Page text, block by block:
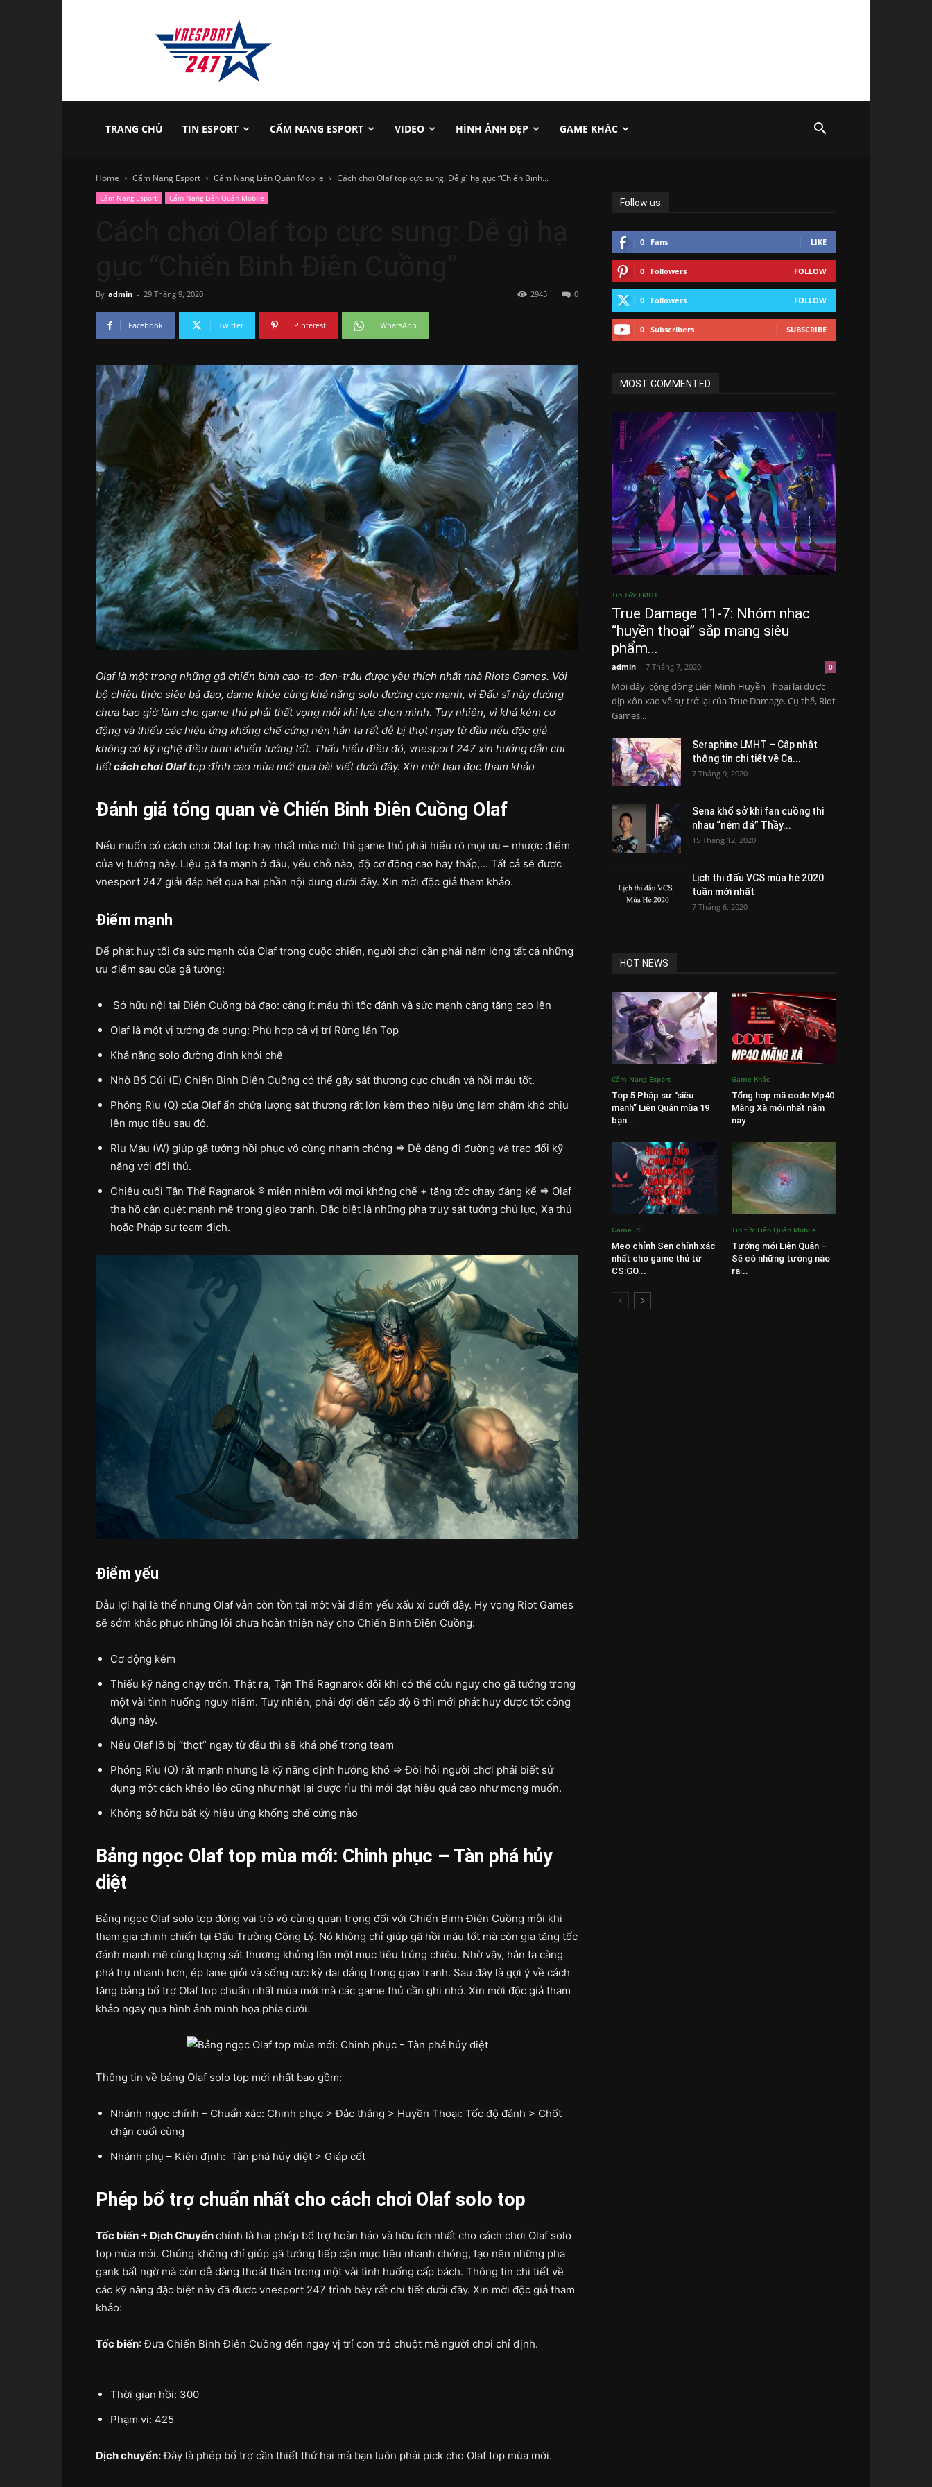
vnesport247
TRANG CHỦ TIN ESPORT CẨM NANG ESPORT VIDEO HÌNH ẢNH ĐẸP GAME KHÁC
Home Cẩm Nang Esport Cẩm Nang Liên Quân Mobile Cách chơi Olaf top cực sung: Dễ gì hạ gục “Chiến Binh...
Cẩm Nang Esport Cẩm Nang Liên Quân Mobile
By admin - 29 Tháng 9, 2020 0
2945
Facebook Twitter Pinterest WhatsApp
Olaf là một trong những gã chiến binh cao-to-đen-trâu được yêu thích nhất nhà Riots Games. Với
bộ chiêu thức siêu bá đạo, dame khỏe cùng khả năng solo đường cực mạnh, vị Đấu sĩ này dường
chưa bao giờ làm cho game thủ phải thất vọng mỗi khi lựa chọn mình. Tuy nhiên, vì khá kém cơ
động và thiếu các hiệu ứng khống chế cứng nên hắn ta rất dễ bị thọt ngay từ đầu nếu độc giả
không có kỹ nghệ điều binh khiển tướng tốt. Thấu hiểu điều đó, vnesport 247 xin hướng dẫn chi
tiếtcách chơi Olaf top đỉnh cao mùa mới qua bài viết dưới đây. Xin mời bạn đọc tham khảo
Đánh giá tổng quan về Chiến Binh Điên Cuồng Olaf
Nếu muốn có cách chơi Olaf top hay nhất mùa mới thì game thủ phải hiểu rõ mọi ưu – nhược điểm
của vị tướng này. Liệu gã ta mạnh ở đâu, yếu chỗ nào, độ cơ động cao hay thấp,… Tất cả sẽ được
vnesport 247 giải đáp hết qua hai phần nội dung dưới đây. Xin mời độc giả tham khảo.
Điểm mạnh
Để phát huy tối đa sức mạnh của Olaf trong cuộc chiến, người chơi cần phải nằm lòng tất cả những
ưu điểm sau của gã tướng:
Sở hữu nội tại Điên Cuồng bá đạo: càng ít máu thì tốc đánh và sức mạnh càng tăng cao lên
Olaf là một vị tướng đa dụng: Phù hợp cả vị trí Rừng lẫn Top
Khả năng solo đường đỉnh khỏi chê
Nhờ Bổ Củi (E) Chiến Binh Điên Cuồng có thể gây sát thương cực chuẩn và hồi máu tốt.
Phóng Rìu (Q) của Olaf ẩn chứa lượng sát thương rất lớn kèm theo hiệu ứng làm chậm khó chịu
lên mục tiêu sau đó.
Rìu Máu (W) giúp gã tướng hồi phục vô cùng nhanh chóng => Dễ dàng đi đường và trao đổi kỹ
năng với đối thủ.
Chiêu cuối Tận Thế Ragnarok ® miễn nhiễm với mọi khống chế + tăng tốc chạy đáng kể => Olaf
tha hồ càn quét mạnh mẽ trong giao tranh. Đặc biệt là những pha truy sát tướng chủ lực, Xạ thủ
hoặc Pháp sư team địch.
Điểm yếu
Dẫu lợi hại là thế nhưng Olaf vẫn còn tồn tại một vài điểm yếu xấu xí dưới đây. Hy vọng Riot Games
sẽ sớm khắc phục những lỗi chưa hoàn thiện này cho Chiến Binh Điên Cuồng:
Cơ động kém
Thiếu kỹ năng chạy trốn. Thật ra, Tận Thế Ragnarok đôi khi có thể cứu nguy cho gã tướng trong
một vài tình huống nguy hiểm. Tuy nhiên, phải đợi đến cấp độ 6 thì mới phát huy được tốt công
dụng này.
Nếu Olaf lỡ bị “thọt” ngay từ đầu thì sẽ khá phế trong team
Phóng Rìu (Q) rất mạnh nhưng là kỹ năng định hướng khó => Đòi hỏi người chơi phải biết sử
dụng một cách khéo léo cũng như nhặt lại được rìu thì mới đạt hiệu quả cao như mong muốn.
Không sở hữu bất kỳ hiệu ứng khống chế cứng nào
Bảng ngọc Olaf top mùa mới: Chinh phục – Tàn phá hủy
diệt
Bảng ngọc Olaf solo top đóng vai trò vô cùng quan trọng đối với Chiến Binh Điên Cuồng mỗi khi
tham gia chinh chiến tại Đấu Trường Công Lý. Nó không chỉ giúp gã hồi máu tốt mà còn gia tăng tốc
đánh mạnh mẽ cùng lượng sát thương khủng lên một mục tiêu trúng chiêu. Nhờ vậy, hắn ta càng
phá trụ nhanh hơn, ép lane giỏi và sống cực kỳ dai dẳng trong giao tranh. Sau đây là gợi ý về cách
tăng bảng bổ trợ Olaf top chuẩn nhất mùa mới mà các game thủ cần ghi nhớ. Xin mời độc giả tham
khảo ngay qua hình ảnh minh họa phía dưới.
Thông tin về bảng Olaf solo top mới nhất bao gồm:
Nhánh ngọc chính – Chuẩn xác: Chinh phục > Đắc thắng > Huyền Thoại: Tốc độ đánh > Chốt
chặn cuối cùng
Nhánh phụ – Kiên định: Tàn phá hủy diệt > Giáp cốt
Phép bổ trợ chuẩn nhất cho cách chơi Olaf solo top
Tốc biến + Dịch Chuyểnchính là hai phép bổ trợ hoàn hảo và hữu ích nhất cho cách chơi Olaf solo
top mùa mới. Chúng không chỉ giúp gã tướng tiếp cận mục tiêu nhanh chóng, tạo nên những pha
gank bất ngờ mà còn dễ dàng thoát thân trong một vài tình huống cấp bách. Thông tin chi tiết về
các kỹ năng đặc biệt này đã được vnesport 247 trình bày rất chi tiết dưới đây. Xin mời độc giả tham
khảo:
Tốc biến: Đưa Chiến Binh Điên Cuồng đến ngay vị trí con trỏ chuột mà người chơi chỉ định.
Thời gian hồi: 300
Phạm vi: 425
Dịch chuyển:Đây là phép bổ trợ cần thiết thứ hai mà bạn luôn phải pick cho Olaf top mùa mới.
Follow us
0 Fans LIKE
0 Followers FOLLOW
0 Followers FOLLOW
0 Subscribers SUBSCRIBE
MOST COMMENTED
Tin Tức LMHT
True Damage 11-7: Nhóm nhạc
“huyền thoại” sắp mang siêu
phẩm...
admin - 7 Tháng 7, 2020 0
Mới đây, cộng đồng Liên Minh Huyền Thoại lại được
dịp xôn xao về sự trở lại của True Damage. Cụ thể, Riot
Games...
Seraphine LMHT – Cập nhật
thông tin chi tiết về Ca...
7 Tháng 9, 2020
Sena khổ sở khi fan cuồng thi
nhau “ném đá” Thầy...
15 Tháng 12, 2020
Lịch thi đấu VCS mùa hè 2020
tuần mới nhất
7 Tháng 6, 2020
HOT NEWS
Cẩm Nang Esport
Top 5 Pháp sư “siêu
mạnh” Liên Quân mùa 19
bạn...
Game Khác
Tổng hợp mã code Mp40
Mãng Xà mới nhất năm
nay
Game PC
Mẹo chỉnh Sen chính xác
nhất cho game thủ từ
CS:GO...
Tin tức Liên Quân Mobile
Tướng mới Liên Quân –
Sẽ có những tướng nào
ra...